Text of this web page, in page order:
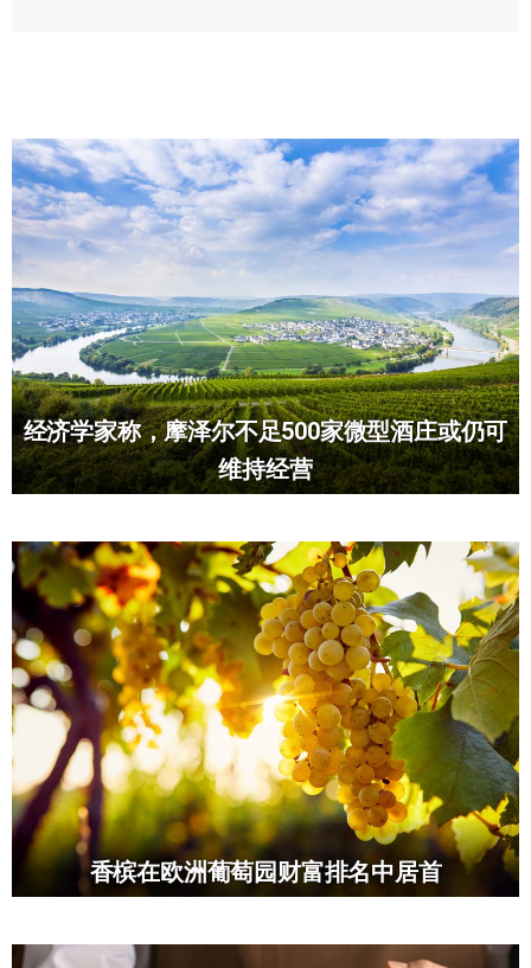
经济学家称，摩泽尔不足500家微型酒庄或仍可
维持经营
香槟在欧洲葡萄园财富排名中居首